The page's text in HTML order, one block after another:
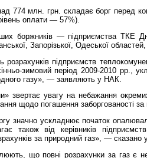
774 млн. грн. складає борг перед
оплати — 57%).
боржників — підприємства ТКЕ
Запорізької, Одеської
розрахунків підприємств
зимовий період 2009-2010 рр.,
газу», — заявляють у НАК.
звертає увагу на небажання
щодо погашення заборгованості за
значно ускладнює початок
також від керівників
за природний газ», — сказано
що повні розрахунки за газ є